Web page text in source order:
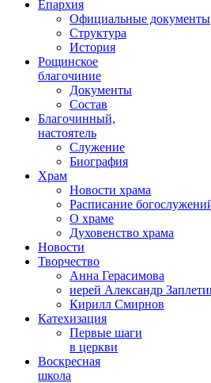
Епархия
Официальные документы
Структура
История
Рощинское
благочиние
Документы
Состав
Благочинный,
настоятель
Служение
Биография
Храм
Новости храма
Расписание
О храме
Духовенство храма
Новости
Творчество
Анна Герасимова
иерей Александр
Кирилл Смирнов
Катехизация
Первые шаги
в церкви
Воскресная
школа